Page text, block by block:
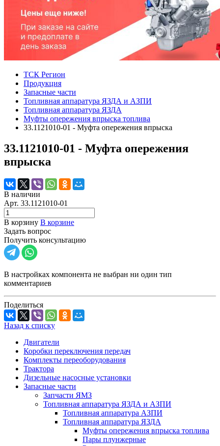
ТСК Регион
Продукция
Запасные части
Топливная аппаратура ЯЗДА и АЗПИ
Топливная аппаратура ЯЗДА
Муфты опережения впрыска топлива
33.1121010-01 - Муфта опережения впрыска
33.1121010-01 - Муфта опережения
впрыска
В наличии
Арт. 33.1121010-01
В корзину В корзине
Задать вопрос
Получить консультацию
В настройках компонента не выбран ни один тип
комментариев
Поделиться
Назад к списку
Двигатели
Коробки переключения передач
Комплекты переоборудования
Трактора
Дизельные насосные установки
Запасные части
Запчасти ЯМЗ
Топливная аппаратура ЯЗДА и АЗПИ
Топливная аппаратура АЗПИ
Топливная аппаратура ЯЗДА
Муфты опережения впрыска топлива
Пары плунжерные